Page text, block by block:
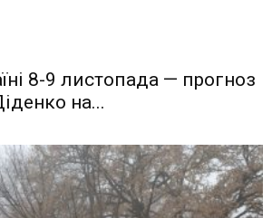
8-9 листопада — прогноз
на...